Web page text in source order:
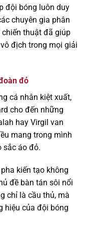
đội bóng luôn duy
chuyên gia phân
thuật đã giúp
địch trong mọi giải
đỏ
cá nhân kiệt xuất,
cho đến những
hay Virgil van
mang trong mình
sắc áo đỏ.
kiến tạo không
đề bàn tán sôi nổi
chỉ là cầu thủ, mà
hiệu của đội bóng